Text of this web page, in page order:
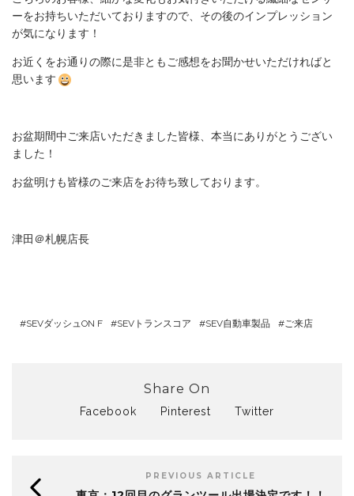
ーをお持ちいただいておりますので、その後のインプレッション
が気になります！
お近くをお通りの際に是非ともご感想をお聞かせいただければと
思います
お盆期間中ご来店いただきました皆様、本当にありがとうござい
ました！
お盆明けも皆様のご来店をお待ち致しております。
津田＠札幌店長
SEVダッシュON F SEVトランスコア SEV自動車製品 ご来店
Share On
Facebook Pinterest Twitter
PREVIOUS ARTICLE